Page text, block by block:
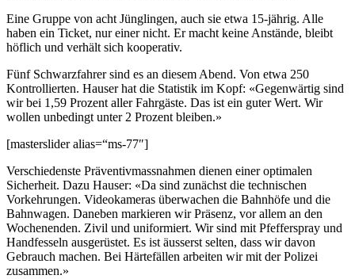
Eine Gruppe von acht Jünglingen, auch sie etwa 15-jährig. Alle
haben ein Ticket, nur einer nicht. Er macht keine Anstände, bleibt
höflich und verhält sich kooperativ.
Fünf Schwarzfahrer sind es an diesem Abend. Von etwa 250
Kontrollierten. Hauser hat die Statistik im Kopf: «Gegenwärtig sind
wir bei 1,59 Prozent aller Fahrgäste. Das ist ein guter Wert. Wir
wollen unbedingt unter 2 Prozent bleiben.»
[masterslider alias=“ms-77″]
Verschiedenste Präventivmassnahmen dienen einer optimalen
Sicherheit. Dazu Hauser: «Da sind zunächst die technischen
Vorkehrungen. Videokameras überwachen die Bahnhöfe und die
Bahnwagen. Daneben markieren wir Präsenz, vor allem an den
Wochenenden. Zivil und uniformiert. Wir sind mit Pfefferspray und
Handfesseln ausgerüstet. Es ist äusserst selten, dass wir davon
Gebrauch machen. Bei Härtefällen arbeiten wir mit der Polizei
zusammen.»